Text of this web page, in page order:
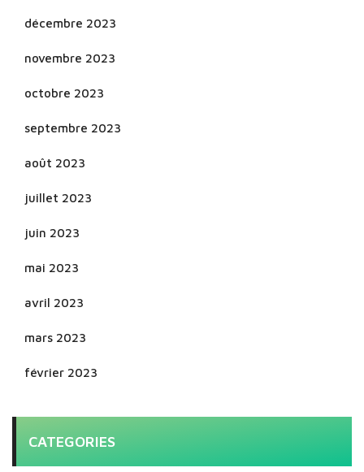
décembre 2023
novembre 2023
octobre 2023
septembre 2023
août 2023
juillet 2023
juin 2023
mai 2023
avril 2023
mars 2023
février 2023
CATEGORIES